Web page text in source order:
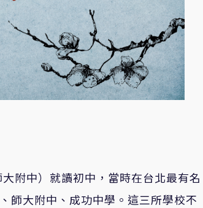
附中）就讀初中，當時在台北最有名
師大附中、成功中學。這三所學校不